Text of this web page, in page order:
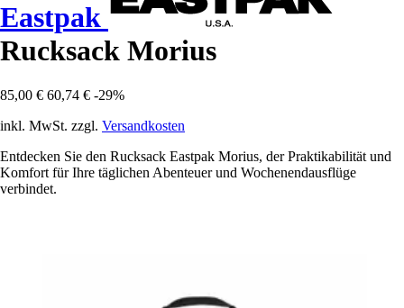
Eastpak
Rucksack Morius
85,00 € 60,74 € -29%
inkl. MwSt. zzgl. Versandkosten
Entdecken Sie den Rucksack Eastpak Morius, der Praktikabilität und
Komfort für Ihre täglichen Abenteuer und Wochenendausflüge
verbindet.